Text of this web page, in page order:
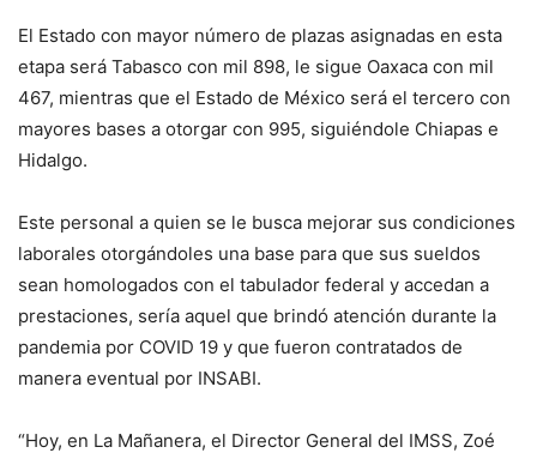
El Estado con mayor número de plazas asignadas en esta
etapa será Tabasco con mil 898, le sigue Oaxaca con mil
467, mientras que el Estado de México será el tercero con
mayores bases a otorgar con 995, siguiéndole Chiapas e
Hidalgo.
Este personal a quien se le busca mejorar sus condiciones
laborales otorgándoles una base para que sus sueldos
sean homologados con el tabulador federal y accedan a
prestaciones, sería aquel que brindó atención durante la
pandemia por COVID 19 y que fueron contratados de
manera eventual por INSABI.
“Hoy, en La Mañanera, el Director General del IMSS, Zoé